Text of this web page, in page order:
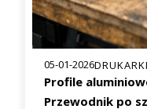
05-01-2026
Profile
Przewodnik po